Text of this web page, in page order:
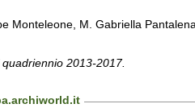
M. Gabriella
2013-2017.